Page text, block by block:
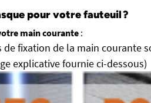
pour votre fauteuil ?
main courante :
de fixation de la main courante
explicative fournie ci-dessous)